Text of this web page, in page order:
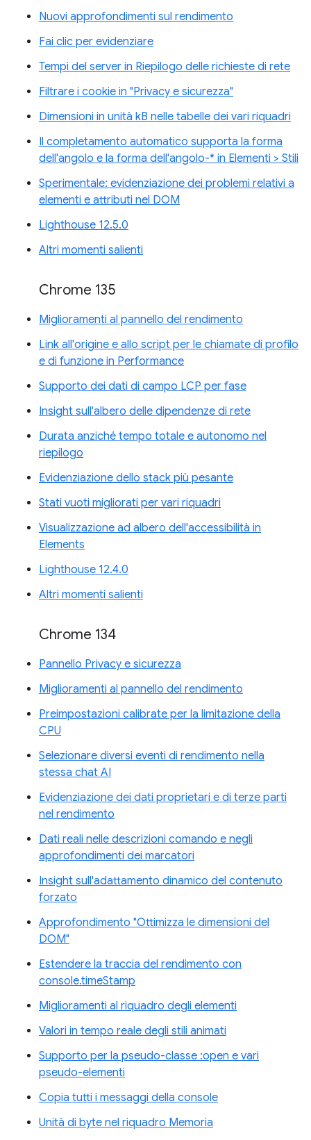
Nuovi approfondimenti sul rendimento
Fai clic per evidenziare
Tempi del server in Riepilogo delle richieste di rete
Filtrare i cookie in "Privacy e sicurezza"
Dimensioni in unità kB nelle tabelle dei vari riquadri
Il completamento automatico supporta la forma
dell'angolo e la forma dell'angolo-* in Elementi > Stili
Sperimentale: evidenziazione dei problemi relativi a
elementi e attributi nel DOM
Lighthouse 12.5.0
Altri momenti salienti
Chrome 135
Miglioramenti al pannello del rendimento
Link all'origine e allo script per le chiamate di profilo
e di funzione in Performance
Supporto dei dati di campo LCP per fase
Insight sull'albero delle dipendenze di rete
Durata anziché tempo totale e autonomo nel
riepilogo
Evidenziazione dello stack più pesante
Stati vuoti migliorati per vari riquadri
Visualizzazione ad albero dell'accessibilità in
Elements
Lighthouse 12.4.0
Altri momenti salienti
Chrome 134
Pannello Privacy e sicurezza
Miglioramenti al pannello del rendimento
Preimpostazioni calibrate per la limitazione della
CPU
Selezionare diversi eventi di rendimento nella
stessa chat AI
Evidenziazione dei dati proprietari e di terze parti
nel rendimento
Dati reali nelle descrizioni comando e negli
approfondimenti dei marcatori
Insight sull'adattamento dinamico del contenuto
forzato
Approfondimento "Ottimizza le dimensioni del
DOM"
Estendere la traccia del rendimento con
console.timeStamp
Miglioramenti al riquadro degli elementi
Valori in tempo reale degli stili animati
Supporto per la pseudo-classe :open e vari
pseudo-elementi
Copia tutti i messaggi della console
Unità di byte nel riquadro Memoria